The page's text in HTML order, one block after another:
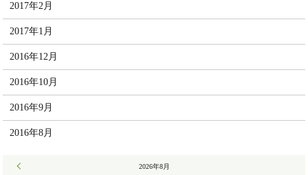
2017年2月
2017年1月
2016年12月
2016年10月
2016年9月
2016年8月
2026年8月